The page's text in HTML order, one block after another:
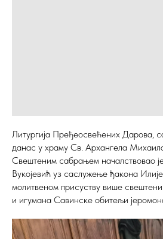
Литургија Пређеосвећених Дарова,
данас у храму Св. Архангела
Свештеним сабрањем началствовао
Вукојевић уз саслужење ђакона
молитвеном присуству више
и игумана Савинске обитељи